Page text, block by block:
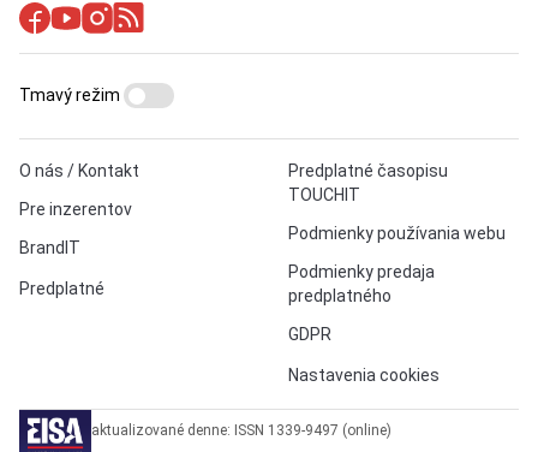
O nás / Kontakt
Pre inzerentov
BrandIT
Predplatné
Predplatné časopisu
TOUCHIT
Podmienky používania webu
Podmienky predaja
predplatného
GDPR
Nastavenia cookies
Tmavý režim
aktualizované denne: ISSN 1339-9497 (online)